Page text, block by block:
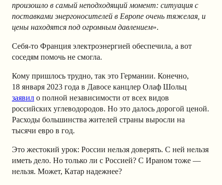
произошло в самый неподходящий момент: ситуация с
поставками энергоносителей в Европе очень тяжелая, и
цены находятся под огромным давлением».
Себя-то Франция электроэнергией обеспечила, а вот
соседям помочь не смогла.
Кому пришлось трудно, так это Германии. Конечно,
18 января 2023 года в Давосе канцлер Олаф Шольц
заявил о полной независимости от всех видов
российских углеводородов. Но это далось дорогой ценой.
Расходы большинства жителей страны выросли на
тысячи евро в год.
Это жестокий урок: России нельзя доверять. С ней нельзя
иметь дело. Но только ли с Россией? С Ираном тоже —
нельзя. Может, Катар надежнее?